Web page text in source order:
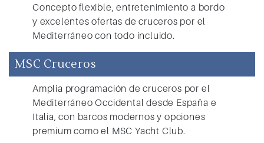
Concepto flexible, entretenimiento a bordo
y excelentes ofertas de cruceros por el
Mediterráneo con todo incluido.
MSC Cruceros
Amplia programación de cruceros por el
Mediterráneo Occidental desde España e
Italia, con barcos modernos y opciones
premium como el MSC Yacht Club.